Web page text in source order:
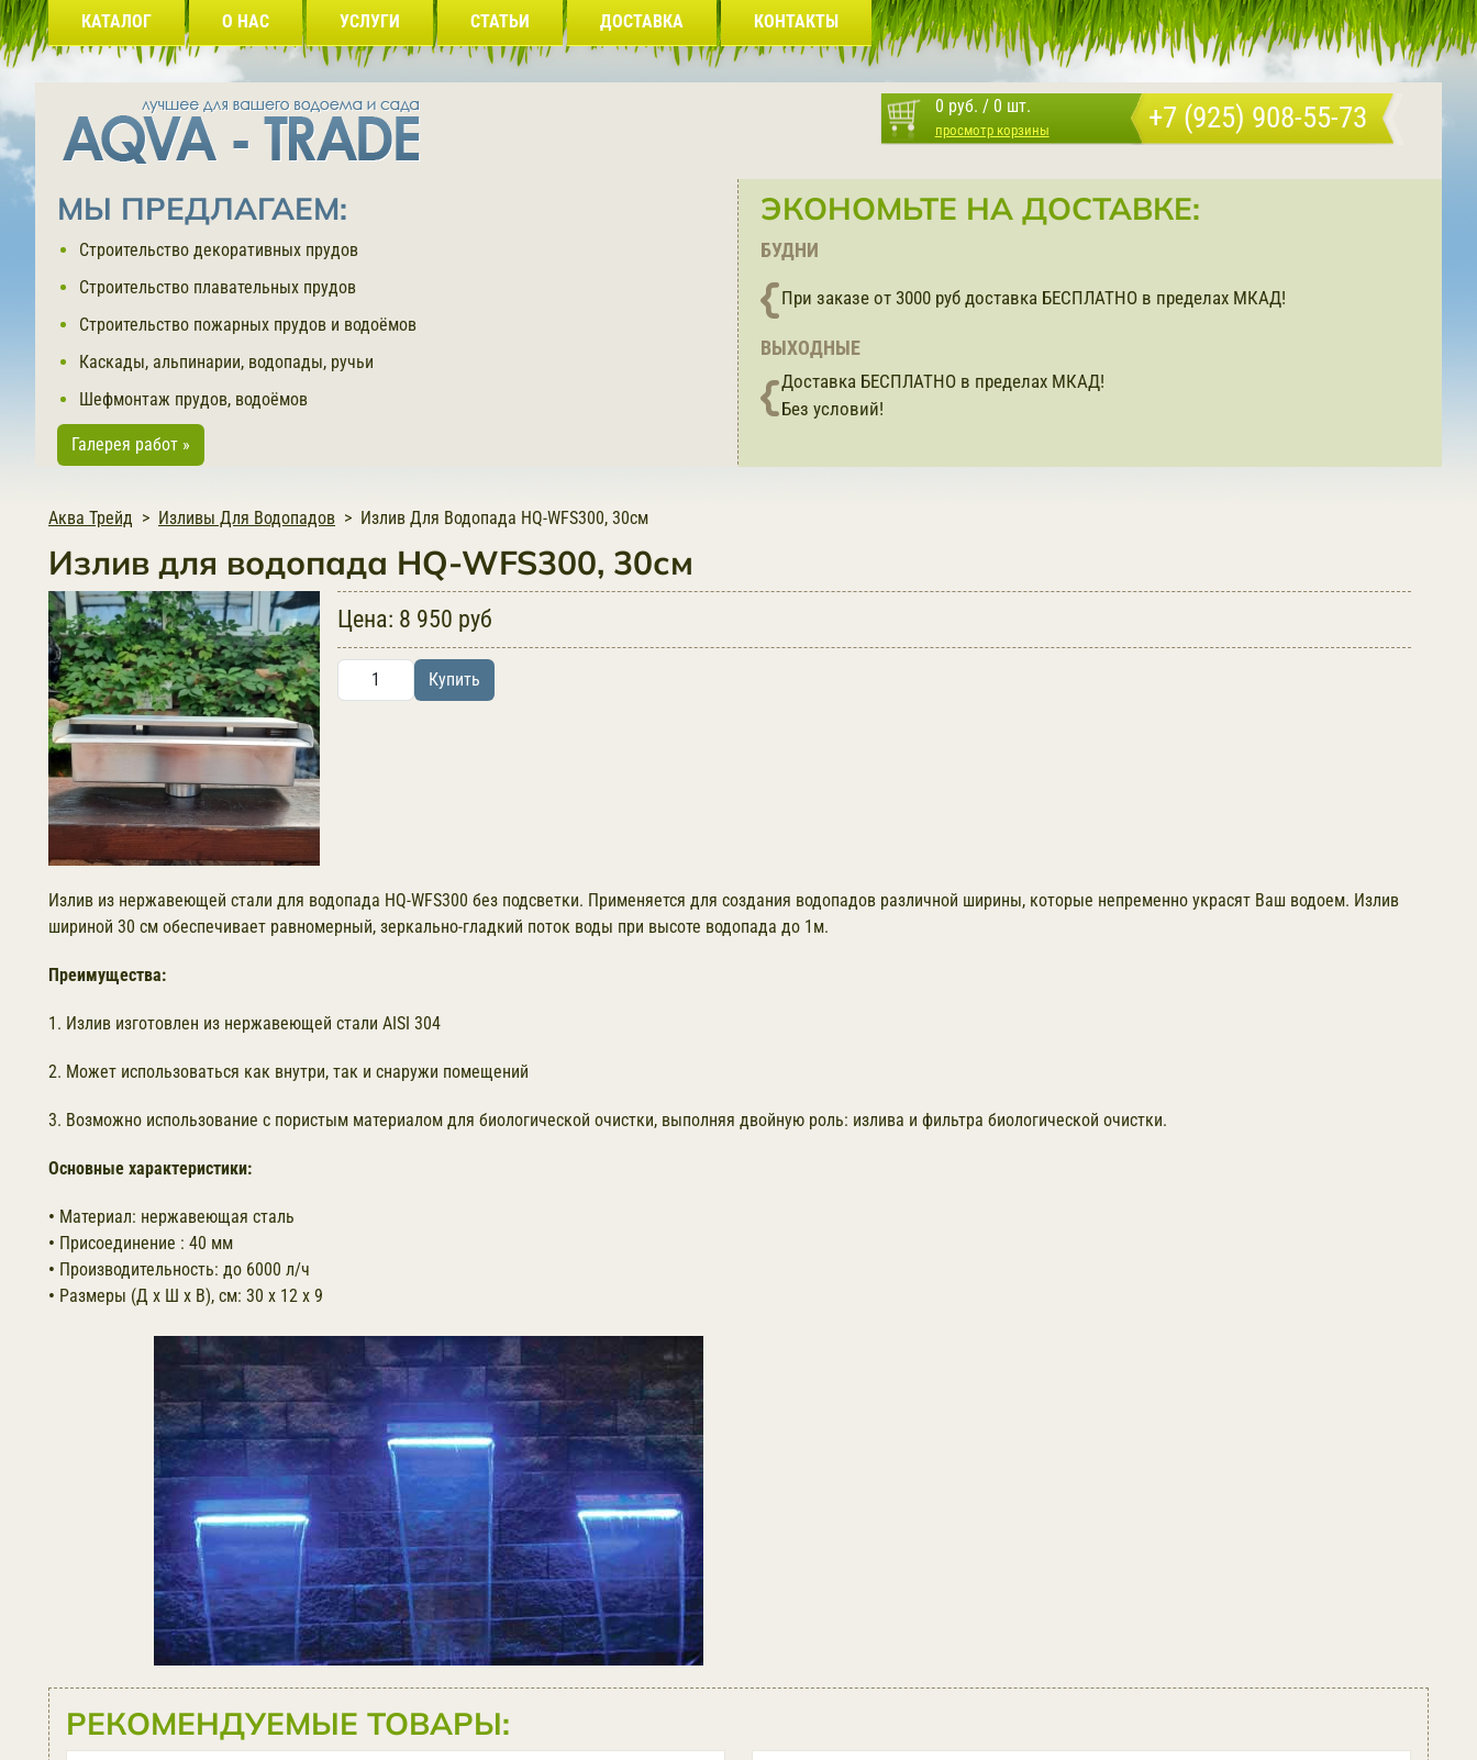
КАТАЛОГ О НАС УСЛУГИ СТАТЬИ ДОСТАВКА КОНТАКТЫ
0 руб. / 0 шт.
просмотр корзины +7 (925) 908-55-73
МЫ ПРЕДЛАГАЕМ:
Строительство декоративных прудов
Строительство плавательных прудов
Строительство пожарных прудов и водоёмов
Каскады, альпинарии, водопады, ручьи
Шефмонтаж прудов, водоёмов
Галерея работ »
ЭКОНОМЬТЕ НА ДОСТАВКЕ:
БУДНИ
При заказе от 3000 руб доставка БЕСПЛАТНО в пределах МКАД!
ВЫХОДНЫЕ
Доставка БЕСПЛАТНО в пределах МКАД!
Без условий!
Аква Трейд Изливы Для Водопадов Излив Для Водопада HQ-WFS300, 30см
Излив для водопада HQ-WFS300, 30см
Цена: 8 950 руб
Купить
Излив из нержавеющей стали для водопада HQ-WFS300 без подсветки. Применяется для создания водопадов различной ширины, которые непременно украсят Ваш водоем. Излив
шириной 30 см обеспечивает равномерный, зеркально-гладкий поток воды при высоте водопада до 1м.
Преимущества:
1. Излив изготовлен из нержавеющей стали AISI 304
2. Может использоваться как внутри, так и снаружи помещений
3. Возможно использование с пористым материалом для биологической очистки, выполняя двойную роль: излива и фильтра биологической очистки.
Основные характеристики:
• Материал: нержавеющая сталь
• Присоединение : 40 мм
• Производительность: до 6000 л/ч
• Размеры (Д x Ш х В), см: 30 х 12 х 9
РЕКОМЕНДУЕМЫЕ ТОВАРЫ: